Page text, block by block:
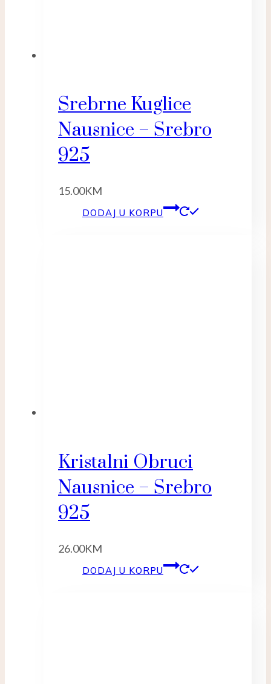
Srebrne Kuglice
Nausnice – Srebro
925
15.00KM
DODAJ U KORPU
Kristalni Obruci
Nausnice – Srebro
925
26.00KM
DODAJ U KORPU